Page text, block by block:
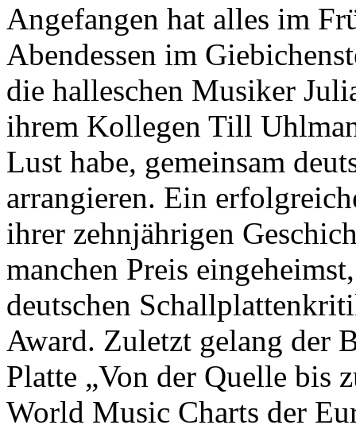
Angefangen hat alles im
Abendessen im
die halleschen Musiker
ihrem Kollegen Till
Lust habe, gemeinsam
arrangieren. Ein
ihrer zehnjährigen
manchen Preis
deutschen
Award. Zuletzt gelang der
Platte „Von der Quelle bis
World Music Charts der